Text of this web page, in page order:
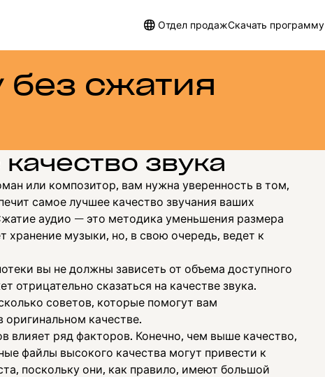
Отдел продажСкачать программу
без сжатия
качество звука
или композитор, вам нужна уверенность в том,
самое лучшее качество звучания ваших
аудио — это методика уменьшения размера
хранение музыки, но, в свою очередь, ведет к
вы не должны зависеть от объема доступного
отрицательно сказаться на качестве звука.
советов, которые помогут вам
качестве.
влияет ряд факторов. Конечно, чем выше качество,
файлы высокого качества могут привести к
поскольку они, как правило, имеют большой